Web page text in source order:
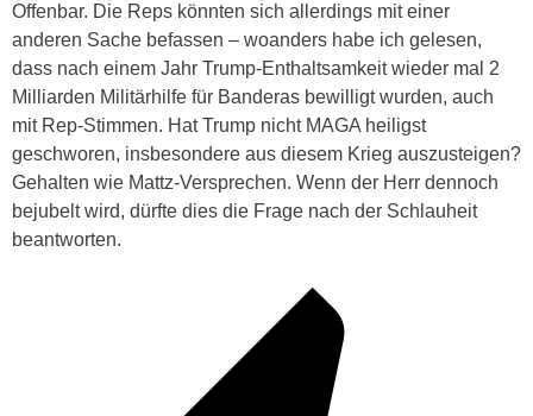
Offenbar. Die Reps könnten sich allerdings mit einer
anderen Sache befassen – woanders habe ich gelesen,
dass nach einem Jahr Trump-Enthaltsamkeit wieder mal 2
Milliarden Militärhilfe für Banderas bewilligt wurden, auch
mit Rep-Stimmen. Hat Trump nicht MAGA heiligst
geschworen, insbesondere aus diesem Krieg auszusteigen?
Gehalten wie Mattz-Versprechen. Wenn der Herr dennoch
bejubelt wird, dürfte dies die Frage nach der Schlauheit
beantworten.